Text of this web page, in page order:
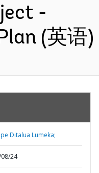
-
(英语)
Ditalua Lumeka;
24